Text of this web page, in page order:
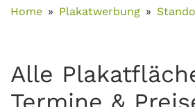
Home Plakatwerbung
Alle
Termine &